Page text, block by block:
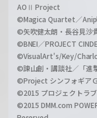
AOⅡ Project
©Magica Quartet／
©矢吹健太朗・長谷見沙
©BNEI／PROJECT
©VisualArt's/Key/
©諫山創・講談社／「進
©Project シンフォギア
©2015 プロジェクトラ
©2015 DMM.com